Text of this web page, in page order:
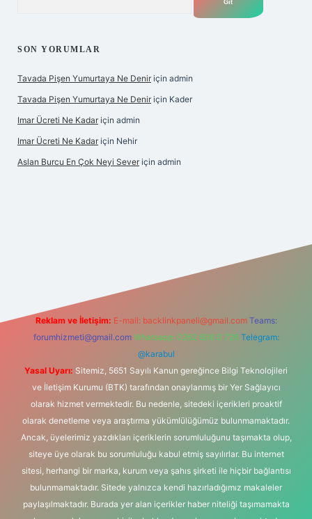
SON YORUMLAR
Tavada Pişen Yumurtaya Ne Denir için admin
Tavada Pişen Yumurtaya Ne Denir için Kader
Imar Ücreti Ne Kadar için admin
Imar Ücreti Ne Kadar için Nehir
Aslan Burcu En Çok Neyi Sever için admin
elexbetgiris.org
Reklam ve İletişim: E-mail: backlinkpaneli@gmail.com Teams:
forumhizmeti@gmail.com Whatsapp: 0262 606 0 726 Telegram:
@karabul
Yasal Uyarı: Sitemiz, 5651 Sayılı Kanun gereğince Bilgi Teknolojileri
ve İletişim Kurumu (BTK) tarafından onaylanmış bir Yer Sağlayıcı
olarak hizmet vermektedir. Bu nedenle, sitedeki içerikleri proaktif
olarak denetleme veya araştırma yükümlülüğümüz bulunmamaktadır.
Ancak, üyelerimiz yazdıkları içeriklerin sorumluluğunu taşımakta olup,
siteye üye olarak bu sorumluluğu kabul etmiş sayılırlar. Bu internet
sitesi, herhangi bir marka, kurum veya şahıs şirketi ile hiçbir bağlantısı
bulunmamaktadır. Sitede yalnızca kendi hazırladığımız makaleler
paylaşılmaktadır. Burada yer alan içerikler haber niteliği taşımamakta